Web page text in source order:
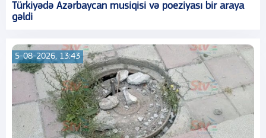
Türkiyədə Azərbaycan musiqisi və poeziyası bir araya
gəldi
5-08-2026, 13:43